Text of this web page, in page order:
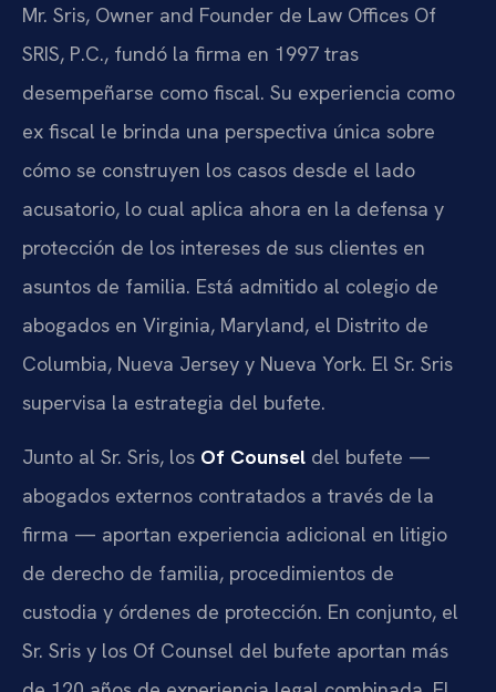
Mr. Sris, Owner and Founder de Law Offices Of
SRIS, P.C., fundó la firma en 1997 tras
desempeñarse como fiscal. Su experiencia como
ex fiscal le brinda una perspectiva única sobre
cómo se construyen los casos desde el lado
acusatorio, lo cual aplica ahora en la defensa y
protección de los intereses de sus clientes en
asuntos de familia. Está admitido al colegio de
abogados en Virginia, Maryland, el Distrito de
Columbia, Nueva Jersey y Nueva York. El Sr. Sris
supervisa la estrategia del bufete.
Junto al Sr. Sris, los Of Counsel del bufete —
abogados externos contratados a través de la
firma — aportan experiencia adicional en litigio
de derecho de familia, procedimientos de
custodia y órdenes de protección. En conjunto, el
Sr. Sris y los Of Counsel del bufete aportan más